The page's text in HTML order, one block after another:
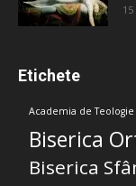
Etichete
Academia de Teologie
Biserica
Biserica